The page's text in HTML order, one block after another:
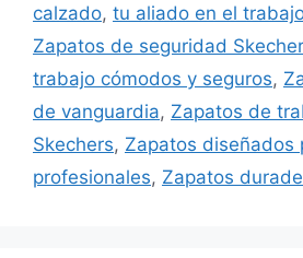
calzado, tu aliado en el
Zapatos de seguridad
trabajo cómodos y seguros,
de vanguardia, Zapatos de
Skechers, Zapatos diseñados
profesionales, Zapatos